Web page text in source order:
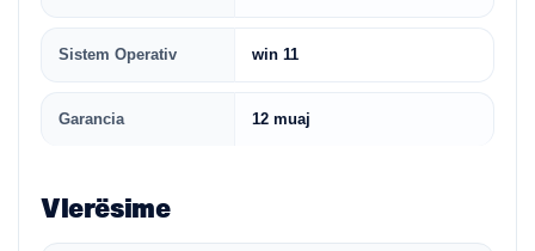
Sistem Operativ win 11
Garancia 12 muaj
Vlerësime